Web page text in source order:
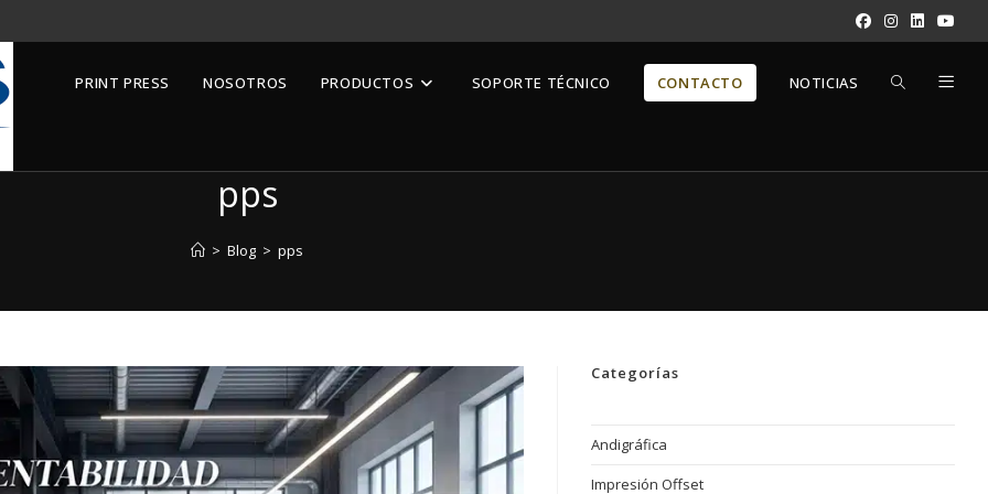
PRINT PRESS NOSOTROS PRODUCTOS SOPORTE TÉCNICO CONTACTO NOTICIAS ALTERNAR
pps
> Blog > pps
Categorías
Andigráfica
Impresión Offset